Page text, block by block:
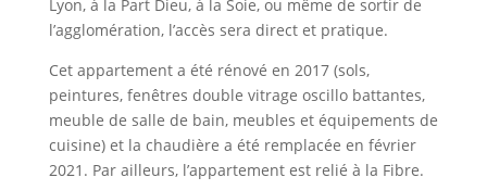
Lyon, à la Part Dieu, à la Soie, ou même de sortir de
l’agglomération, l’accès sera direct et pratique.
Cet appartement a été rénové en 2017 (sols,
peintures, fenêtres double vitrage oscillo battantes,
meuble de salle de bain, meubles et équipements de
cuisine) et la chaudière a été remplacée en février
2021. Par ailleurs, l’appartement est relié à la Fibre.